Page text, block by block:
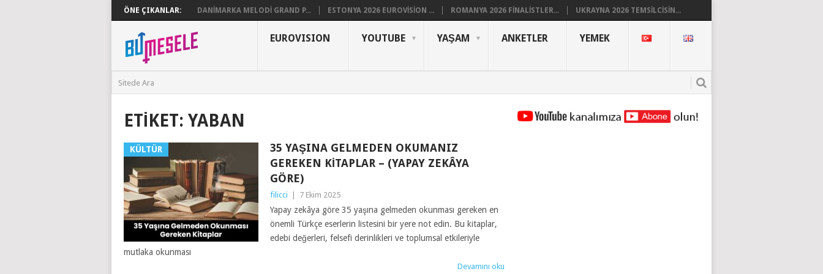
ÖNE ÇIKANLAR: DANIMARKA MELODI GRAND P... ESTONYA 2026 EUROVISION ... ROMANYA 2026 FINALISTLER... UKRAYNA 2026 TEMSILCISIN...
EUROVISION YOUTUBE YAŞAM ANKETLER YEMEK
ETIKET: YABAN
KÜLTÜR
35 YAŞINA GELMEDEN OKUMANIZ
GEREKEN KITAPLAR – (YAPAY ZEKÂYA
GÖRE)
filicci 7 Ekim 2025
Yapay zekâya göre 35 yaşına gelmeden okunması gereken en
önemli Türkçe eserlerin listesini bir yere not edin. Bu kitaplar,
edebi değerleri, felsefi derinlikleri ve toplumsal etkileriyle
mutlaka okunması
Devamını oku